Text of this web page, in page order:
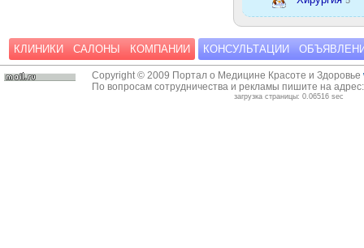
КЛИНИКИ САЛОНЫ КОМПАНИИ КОНСУЛЬТАЦИИ
Copyright © 2009 Портал о Медицине Красоте и Здоровье
По вопросам сотрудничества и рекламы пишите на
загрузка страницы: 0.06516 sec